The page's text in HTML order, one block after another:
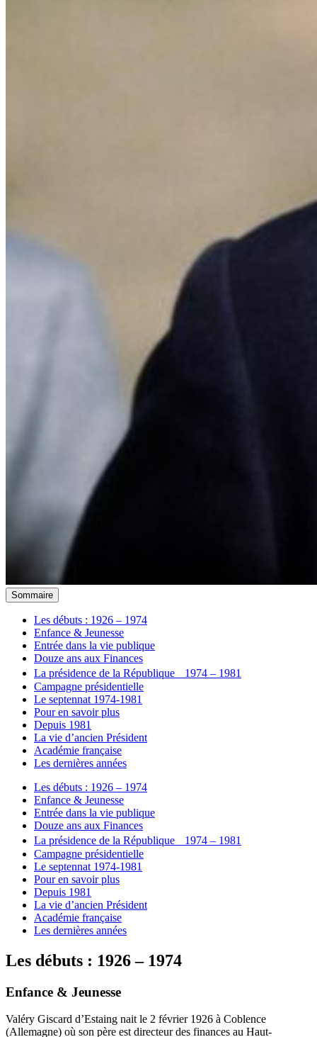
Sommaire
Les débuts : 1926 – 1974
Enfance & Jeunesse
Entrée dans la vie publique
Douze ans aux Finances
La présidence de la République 1974 – 1981
Campagne présidentielle
Le septennat 1974-1981
Pour en savoir plus
Depuis 1981
La vie d’ancien Président
Académie française
Les dernières années
Les débuts : 1926 – 1974
Enfance & Jeunesse
Entrée dans la vie publique
Douze ans aux Finances
La présidence de la République 1974 – 1981
Campagne présidentielle
Le septennat 1974-1981
Pour en savoir plus
Depuis 1981
La vie d’ancien Président
Académie française
Les dernières années
Les débuts : 1926 – 1974
Enfance & Jeunesse
Valéry Giscard d’Estaing nait le 2 février 1926 à Coblence
(Allemagne) où son père est directeur des finances au Haut-